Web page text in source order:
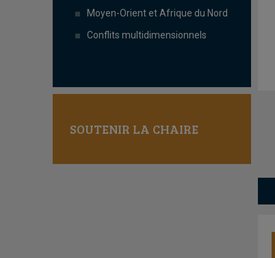
Moyen-Orient et Afrique du Nord
Conflits multidimensionnels
SOUTENIR LA CHAIRE